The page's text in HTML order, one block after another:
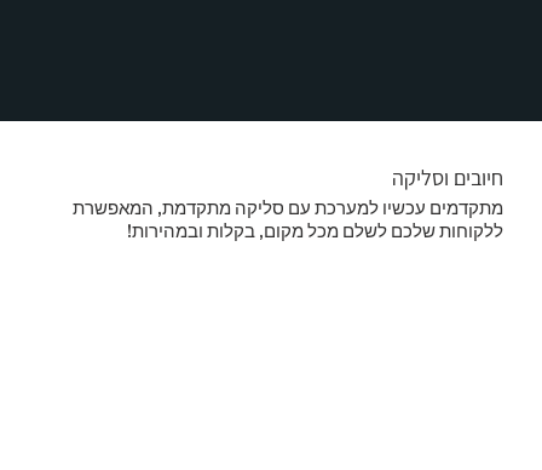
חיובים וסליקה
מתקדמים עכשיו למערכת עם סליקה מתקדמת, המאפשרת
ללקוחות שלכם לשלם מכל מקום, בקלות ובמהירות!